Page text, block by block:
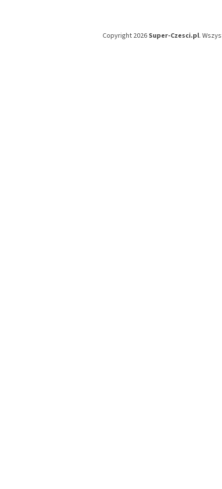
Copyright 2026Super-Czesci.pl.